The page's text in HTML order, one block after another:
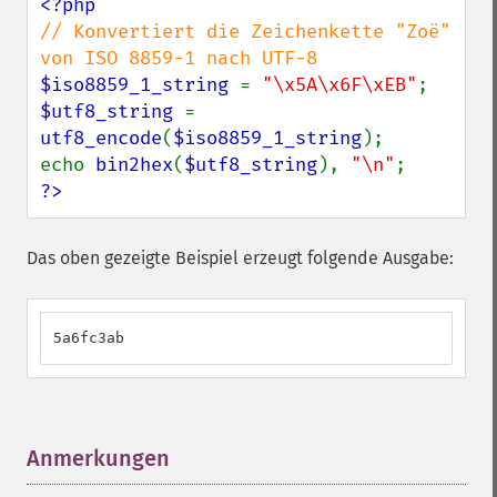
// Konvertiert die Zeichenkette "Zoë"
$iso8859_1_string = "\x5A\x6F\xEB"
$utf8_string
utf8_encode($iso8859_1_string);
echo bin2hex($utf8_string), "\n"
?>
Das oben gezeigte Beispiel erzeugt folgende Ausgabe:
5a6fc3ab
Anmerkungen